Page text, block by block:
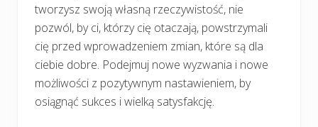
tworzysz swoją własną rzeczywistość, nie
pozwól, by ci, którzy cię otaczają, powstrzymali
cię przed wprowadzeniem zmian, które są dla
ciebie dobre. Podejmuj nowe wyzwania i nowe
możliwości z pozytywnym nastawieniem, by
osiągnąć sukces i wielką satysfakcję.